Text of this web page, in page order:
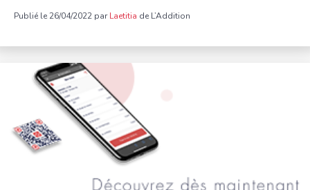
Publié le 26/04/2022 parLaetitia de L’Addition